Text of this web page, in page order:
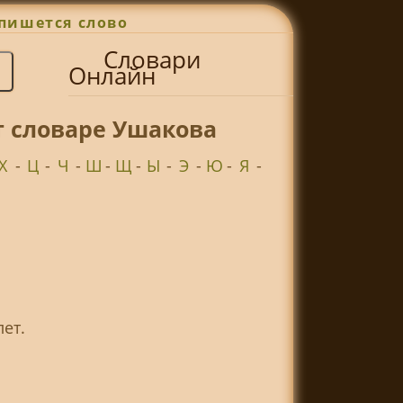
слово
Словари
Онлайн
Ушакова
- Ц - Ч - Ш - Щ - Ы - Э - Ю- Я -